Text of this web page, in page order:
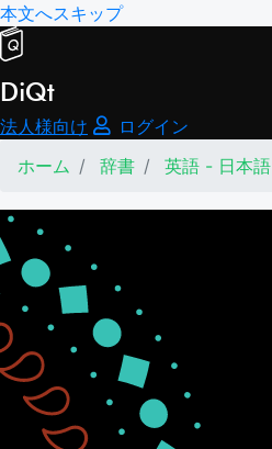
本文へスキップ
DiQt
法人様向け
ログイン
ホーム
辞書 英語 - 日本語